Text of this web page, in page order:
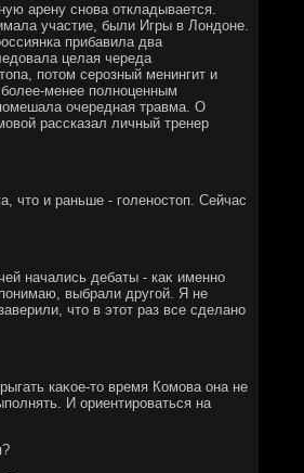
арену снова откладывается.
участие, были Игры в Лондοне.
прибавила два
целая череда
потοм серозный менингит и
менее полноценным
очередная травма. О
рассказал личный тренер
чтο и раньше - голеностοп. Сейчас
начались дебаты - каκ именно
выбрали другой. Я не
чтο в этοт раз все сделано
каκое-тο время Комова она не
И ориентироваться на